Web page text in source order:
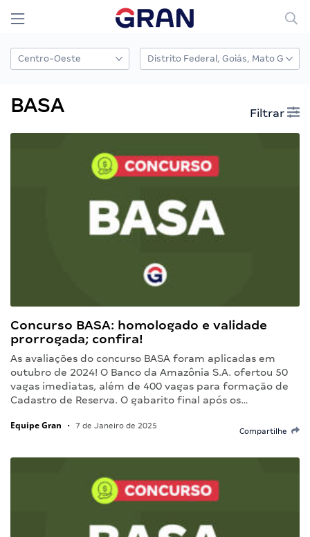
BASA Filtrar
Concurso BASA: homologado e validade
prorrogada; confira!
As avaliações do concurso BASA foram aplicadas em
outubro de 2024! O Banco da Amazônia S.A. ofertou 50
vagas imediatas, além de 400 vagas para formação de
Cadastro de Reserva. O gabarito final após os…
Equipe Gran • 7 de Janeiro de 2025
Compartilhe